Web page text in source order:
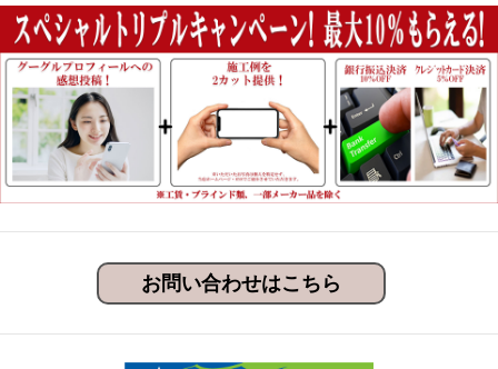
お問い合わせはこちら